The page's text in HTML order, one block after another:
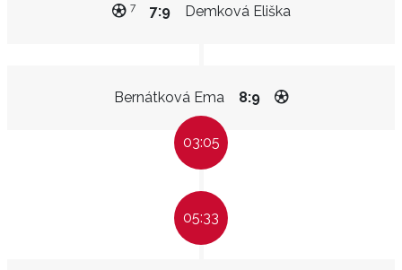
Demková Eliška
7:9
7
Bernátková Ema 8:9
03:05
05:33